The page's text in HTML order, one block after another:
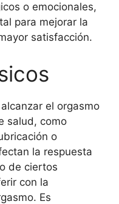
o emocionales,
para mejorar la
satisfacción.
el orgasmo
salud, como
o
la respuesta
de ciertos
con la
Es